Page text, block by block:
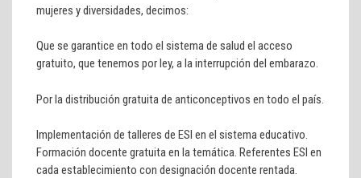
mujeres y diversidades, decimos:
Que se garantice en todo el sistema de salud el acceso
gratuito, que tenemos por ley, a la interrupción del embarazo.
Por la distribución gratuita de anticonceptivos en todo el país.
Implementación de talleres de ESI en el sistema educativo.
Formación docente gratuita en la temática. Referentes ESI en
cada establecimiento con designación docente rentada.